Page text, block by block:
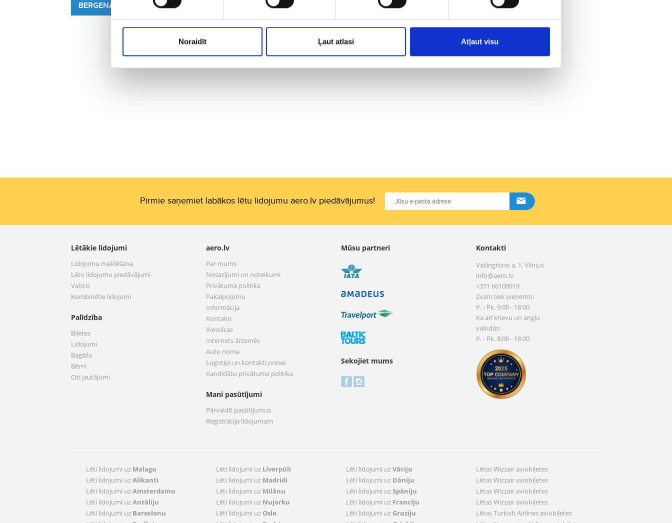
Noraidīt Ļaut atlasi Atļaut visu
BERGENA STAVANGERA
Pirmie saņemiet labākos lētu lidojumu aero.lv piedāvājumus!
Lētākie lidojumi
Lidojumu meklēšana
Lēto lidojumu piedāvājumi
Valstis
Kombinētie lidojumi
Palīdzība
Biļetes
Lidojumi
Bagāža
Bērni
Citi jautājumi
aero.lv
Par mums
Nosacījumi un noteikumi
Privātuma politika
Pakalpojumu
Informācija
Kontakti
Viesnīcas
Internets ārzemēs
Auto noma
Logotipi un kontakti presei
Kandidātu privātuma politika
Mani pasūtījumi
Pārvaldīt pasūtījumus
Reģistrācija lidojumam
Mūsu partneri
Sekojiet mums
Kontakti
Vašingtono a. 1, Vilnius
info@aero.lv
+371 66100919
Zvani tiek pieņemti:
P. - Pk. 9:00 - 18:00
Ka arī krievu un angļu
valodās:
P. - Pk. 8:00 - 18:00
Lēti lidojumi uz Malagu
Lēti lidojumi uzAlikanti
Lēti lidojumi uzAmsterdamu
Lēti lidojumi uzAntāliju
Lēti lidojumi uz Barselonu
Lēti lidojumi uz Liverpūli
Lēti lidojumi uz Madridi
Lēti lidojumi uz Milānu
Lēti lidojumi uz Ņujorku
Lēti lidojumi uz Oslo
Lēti lidojumi uzVāciju
Lēti lidojumi uz Dāniju
Lēti lidojumi uzSpāniju
Lēti lidojumi uz Franciju
Lēti lidojumi uz Gruziju
Lētas Wizzair aviobiļetes
Lētas Wizzair aviobiļetes
Lētas Wizzair aviobiļetes
Lētas Wizzair aviobiļetes
Lētas Turkish Airlines aviobiļetes